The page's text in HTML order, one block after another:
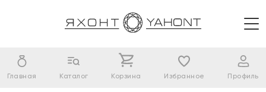
Главная Каталог Корзина Избранное Профиль